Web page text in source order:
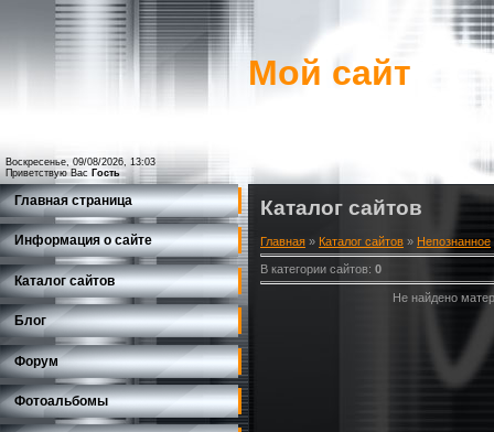
Воскресенье, 09/08/2026, 13:03
Приветствую Вас Гость
Мой сайт
Главная страница
Информация о сайте
Каталог сайтов
Блог
Форум
Фотоальбомы
Каталог сайтов
Главная » Каталог сайтов » Непознанное
В категории сайтов: 0
Не найдено